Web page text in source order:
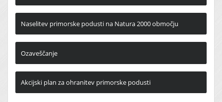
Naselitev primorske podusti na Natura 2000 območju
Ozaveščanje
Akcijski plan za ohranitev primorske podusti